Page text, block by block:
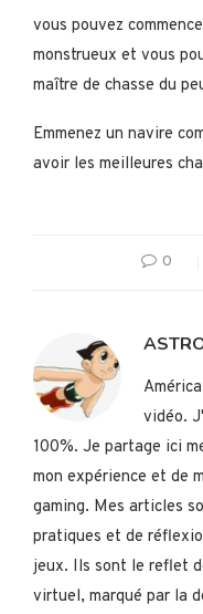
vous pouvez
monstrueux et vous
maître de chasse du
Emmenez un navire
avoir les meilleures
0
vidéo.
100%. Je partage ici
mon expérience et de
gaming. Mes articles
pratiques et de
jeux. Ils sont le reflet
virtuel, marqué par la